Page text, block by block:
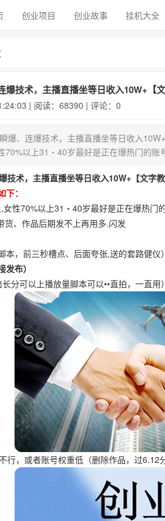
创业项目 创业故事 挂机大全
技术，主播直播坐等日收入10W+【文
| 阅读：68390 | 评论：0
爆、连爆技术，主播直播坐等日收入
以上31・40岁最好是正在爆热门的账
技术，主播直播坐等日收入10W+【文字教
：
性70%以上31・40岁最好是正在爆热门
、作品后期发不上再用多.闪发
，前三秒槽点、后面夸张,送的套路健仪）
发布）
分可以上播放量脚本可以••直拍，一直用
行，或者账号权重低（删除作品，过6.12